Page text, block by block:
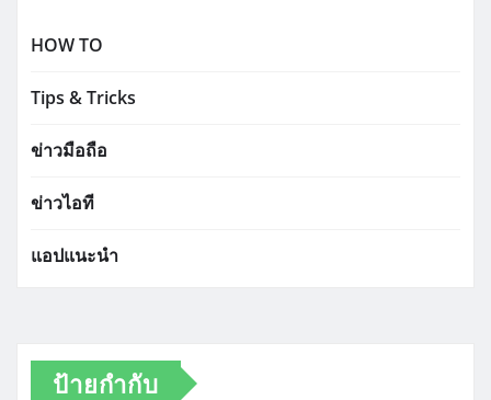
HOW TO
Tips & Tricks
ข่าวมือถือ
ข่าวไอที
แอปแนะนำ
ป้ายกำกับ